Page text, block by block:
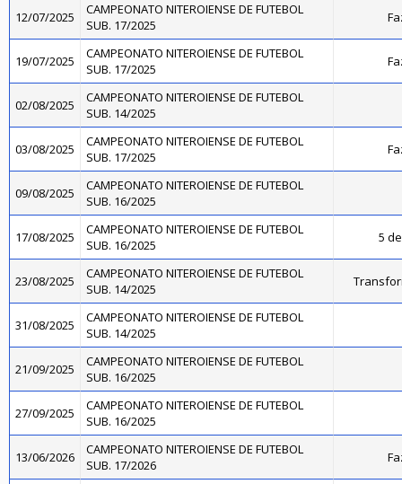
12/07/2025
CAMPEONATO NITEROIENSE DE FUTEBOL
SUB. 17/2025
19/07/2025
CAMPEONATO NITEROIENSE DE FUTEBOL
SUB. 17/2025
02/08/2025
CAMPEONATO NITEROIENSE DE FUTEBOL
SUB. 14/2025
03/08/2025
CAMPEONATO NITEROIENSE DE FUTEBOL
SUB. 17/2025
09/08/2025
CAMPEONATO NITEROIENSE DE FUTEBOL
SUB. 16/2025
17/08/2025
CAMPEONATO NITEROIENSE DE FUTEBOL
SUB. 16/2025
5
23/08/2025
CAMPEONATO NITEROIENSE DE FUTEBOL
SUB. 14/2025
31/08/2025
CAMPEONATO NITEROIENSE DE FUTEBOL
SUB. 14/2025
21/09/2025
CAMPEONATO NITEROIENSE DE FUTEBOL
SUB. 16/2025
27/09/2025
CAMPEONATO NITEROIENSE DE FUTEBOL
SUB. 16/2025
13/06/2026
CAMPEONATO NITEROIENSE DE FUTEBOL
SUB. 17/2026